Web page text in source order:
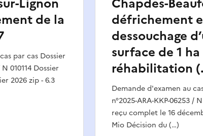
de la
par cas Dossier
010114 Dossier
2026 zip - 6.3
défrichement
dessouchage
surface de 1
réhabilitation
Demande d'examen au
n°2025-ARA-KKP-06253 /
reçu complet le 16
Mio Décision du (…)